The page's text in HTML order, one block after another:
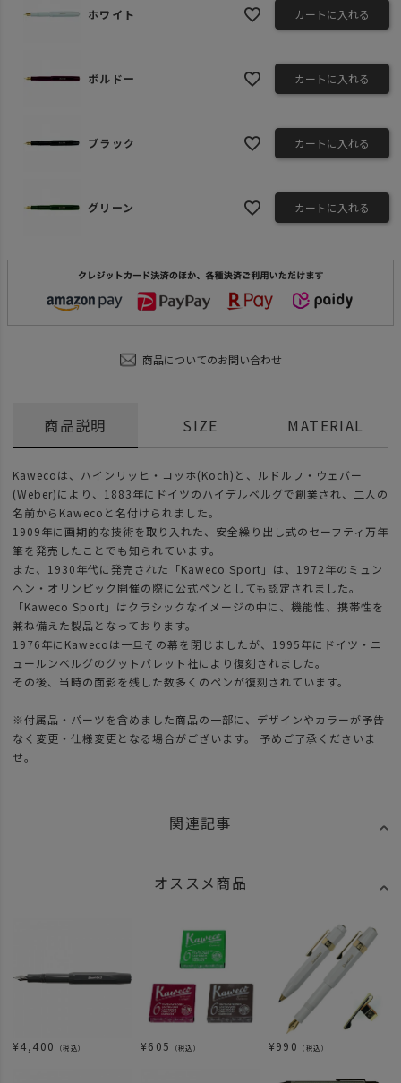
ホワイト カートに入れる
ボルドー カートに入れる
ブラック カートに入れる
グリーン カートに入れる
商品についてのお問い合わせ
商品説明
Kawecoは、ハインリッヒ・コッホ(Koch)と、ルドルフ・ウェバー
(Weber)により、1883年にドイツのハイデルベルグで創業され、二人の
名前からKawecoと名付けられました。
1909年に画期的な技術を取り入れた、安全繰り出し式のセーフティ万年
筆を発売したことでも知られています。
また、1930年代に発売された「Kaweco Sport」は、1972年のミュン
ヘン・オリンピック開催の際に公式ペンとしても認定されました。
「Kaweco Sport」はクラシックなイメージの中に、機能性、携帯性を
兼ね備えた製品となっております。
1976年にKawecoは一旦その幕を閉じましたが、1995年にドイツ・ニ
ュールンベルグのグットバレット社により復刻されました。
その後、当時の面影を残した数多くのペンが復刻されています。
※付属品・パーツを含めました商品の一部に、デザインやカラーが予告
なく変更・仕様変更となる場合がございます。 予めご了承くださいま
せ。
SIZE MATERIAL
関連記事
オススメ商品
¥4,400 （税込） ¥605 （税込） ¥990 （税込）